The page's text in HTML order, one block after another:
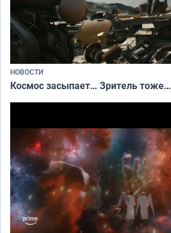
НОВОСТИ
Космос засыпает… Зритель тоже…